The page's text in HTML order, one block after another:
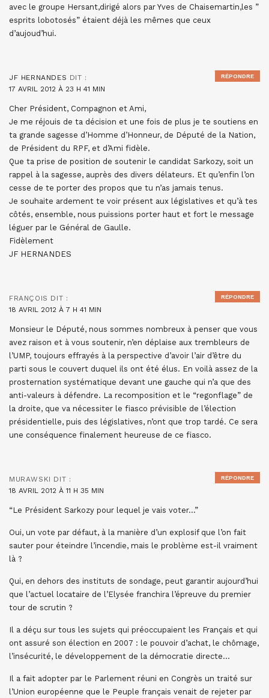
avec le groupe Hersant,dirigé alors par Yves de Chaisemartin,les ”
esprits lobotosés” étaient déjà les mêmes que ceux
d’aujoud’hui.
JF HERNANDES DIT :
17 AVRIL 2012 À 23 H 41 MIN
Cher Président, Compagnon et Ami,
Je me réjouis de ta décision et une fois de plus je te soutiens en
ta grande sagesse d’Homme d’Honneur, de Député de la Nation,
de Président du RPF, et d’Ami fidèle.
Que ta prise de position de soutenir le candidat Sarkozy, soit un
rappel à la sagesse, auprès des divers délateurs. Et qu’enfin l’on
cesse de te porter des propos que tu n’as jamais tenus.
Je souhaite ardement te voir présent aux législatives et qu’à tes
côtés, ensemble, nous puissions porter haut et fort le message
léguer par le Général de Gaulle.
Fidèlement
JF HERNANDES
RÉPONDRE
FRANÇOIS DIT :
18 AVRIL 2012 À 7 H 41 MIN
Monsieur le Député, nous sommes nombreux à penser que vous
avez raison et à vous soutenir, n’en déplaise aux trembleurs de
l’UMP, toujours effrayés à la perspective d’avoir l’air d’être du
parti sous le couvert duquel ils ont été élus. En voilà assez de la
prosternation systématique devant une gauche qui n’a que des
anti-valeurs à défendre. La recomposition et le “regonflage” de
la droite, que va nécessiter le fiasco prévisible de l’élection
présidentielle, puis des législatives, n’ont que trop tardé. Ce sera
une conséquence finalement heureuse de ce fiasco.
RÉPONDRE
MURAWSKI DIT :
18 AVRIL 2012 À 11 H 35 MIN
“Le Président Sarkozy pour lequel je vais voter…”
Oui, un vote par défaut, à la manière d’un explosif que l’on fait
sauter pour éteindre l’incendie, mais le problème est-il vraiment
là ?
Qui, en dehors des instituts de sondage, peut garantir aujourd’hui
que l’actuel locataire de l’Elysée franchira l’épreuve du premier
tour de scrutin ?
Il a déçu sur tous les sujets qui préoccupaient les Français et qui
ont assuré son élection en 2007 : le pouvoir d’achat, le chômage,
l’insécurité, le développement de la démocratie directe…
Il a fait adopter par le Parlement réuni en Congrès un traité sur
l’Union européenne que le Peuple français venait de rejeter par
RÉPONDRE